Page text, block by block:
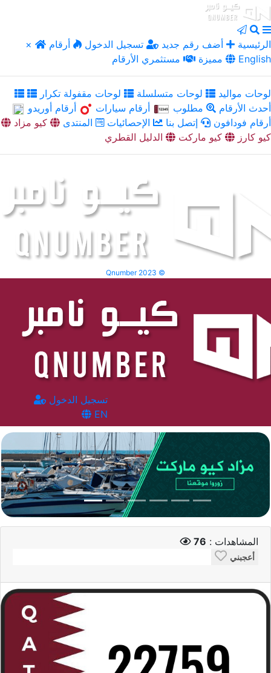
× الرئيسية أضف رقم جديد تسجيل الدخول
أرقام
مميزة
مستثمري الأرقام English
لوحات مواليد لوحات متسلسلة
لوحات مقفولة تكرار
أحدث الأرقام
مطلوب أرقام سيارات
أرقام أوريدو
أرقام فودافون
إتصل بنا الإحصائيات المنتدى
كيو مزاد
كيو كارز
كيو ماركت الدليل القطري
Qnumber 2023 ©
تسجيل الدخول
EN
المشاهدات : 76
أعجبني